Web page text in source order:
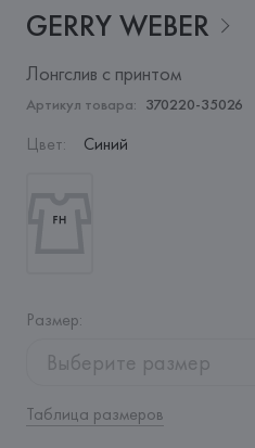
GERRY WEBER
Лонгслив с принтом
Артикул товара: 370220-35026
Цвет: Синий
Размер:
Выберите размер
Таблица размеров